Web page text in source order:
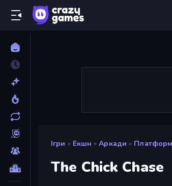
Ігри » Екшн » Аркади »
The Chick Chase